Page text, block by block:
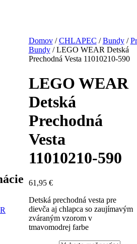
Domov/CHLAPEC /Bundy/
Bundy/ LEGO WEAR Detská
Prechodná Vesta 11010210-590
LEGO WEAR
Detská
Prechodná
Vesta
11010210-590
61,95 €
Detská prechodná vesta pre
dievča aj chlapca so zaujímavým
zváraným vzorom v
tmavomodrej farbe